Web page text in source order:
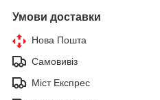
Умови доставки
Нова Пошта
Самовивіз
Міст Експрес